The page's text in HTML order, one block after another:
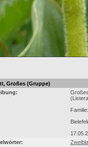
Großes (Gruppe)